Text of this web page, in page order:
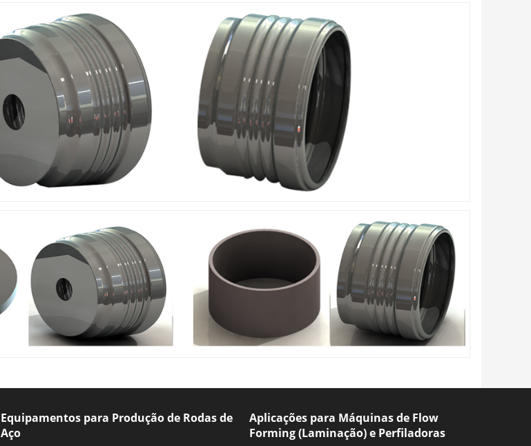
Equipamentos para Produção de Rodas de
Aço
Aplicações para Máquinas de Flow
Forming (Laminação) e Perfiladoras